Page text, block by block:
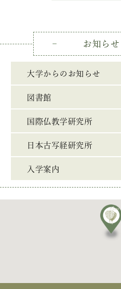
お知らせ
大学からのお知らせ
図書館
国際仏教学研究所
日本古写経研究所
入学案内